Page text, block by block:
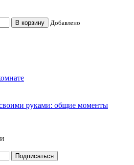
В корзину Добавлено
руками: общие моменты
Подписаться